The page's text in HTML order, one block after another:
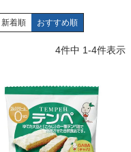
新着順 おすすめ順
4件中 1-4件表示